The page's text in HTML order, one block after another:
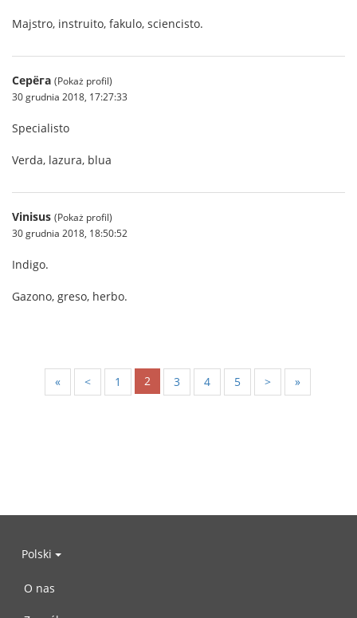
Majstro, instruito, fakulo, sciencisto.
Серёга (Pokaż profil)
30 grudnia 2018, 17:27:33
Specialisto
Verda, lazura, blua
Vinisus (Pokaż profil)
30 grudnia 2018, 18:50:52
Indigo.
Gazono, greso, herbo.
« < 1 2 3 4 5 > »
Polski
O nas